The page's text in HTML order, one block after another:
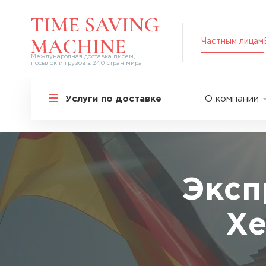
Международная доставка писем,
посылок и грузов в 240 стран мира
Частным лицам
Услуги по доставке
Международная доставка
СНГ
Экспресс-доставка в Россию
Специальные сервисы
Самые срочные тарифы
Перевозка специальных грузов
Дополнительные услуги
Популярные направления
О компании
Оплата
Вакансии
Акции